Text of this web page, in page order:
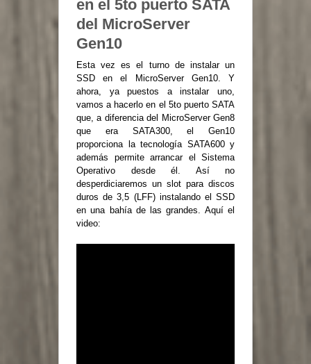
en el 5to puerto SATA
del MicroServer
Gen10
Esta vez es el turno de instalar un
SSD en el MicroServer Gen10. Y
ahora, ya puestos a instalar uno,
vamos a hacerlo en el 5to puerto SATA
que, a diferencia del MicroServer Gen8
que era SATA300, el Gen10
proporciona la tecnología SATA600 y
además permite arrancar el Sistema
Operativo desde él. Así no
desperdiciaremos un slot para discos
duros de 3,5 (LFF) instalando el SSD
en una bahía de las grandes. Aquí el
video: